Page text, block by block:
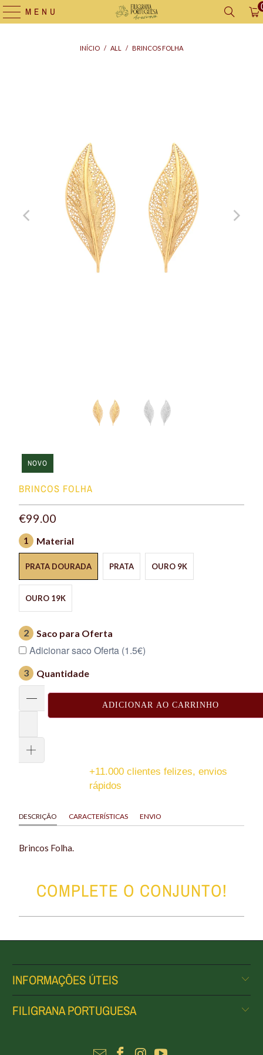
MENU
INÍCIO / ALL / BRINCOS FOLHA
NOVO
BRINCOS FOLHA
€99.00
1 Material
PRATA DOURADA PRATA OURO 9K
OURO 19K
2 Saco para Oferta
Adicionar saco Oferta (1.5€)
3 Quantidade
ADICIONAR AO CARRINHO
+11.000 clientes felizes, envios
rápidos
DESCRIÇÃO CARACTERÍSTICAS ENVIO
Brincos Folha.
COMPLETE O CONJUNTO!
INFORMAÇÕES ÚTEIS
FILIGRANA PORTUGUESA